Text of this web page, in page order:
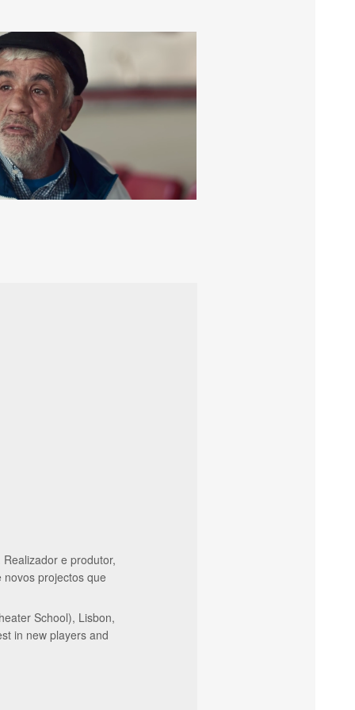
e produtor,
projectos que
School), Lisbon,
in new players and